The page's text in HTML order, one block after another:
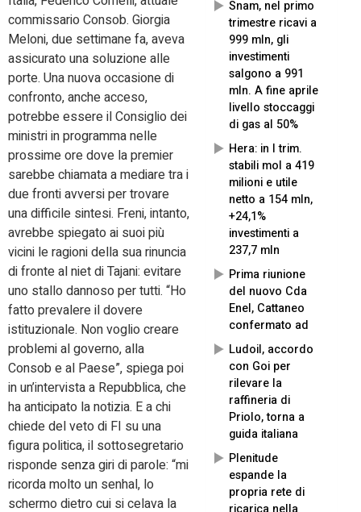
Snam, nel primo
trimestre ricavi a
999 mln, gli
investimenti
salgono a 991
mln. A fine aprile
livello stoccaggi
di gas al 50%
Hera: in I trim.
stabili mol a 419
milioni e utile
netto a 154 mln,
+24,1%
investimenti a
237,7 mln
Prima riunione
del nuovo Cda
Enel, Cattaneo
confermato ad
Ludoil, accordo
con Goi per
rilevare la
raffineria di
Priolo, torna a
guida italiana
Plenitude
espande la
propria rete di
commissario Consob. Giorgia
Meloni, due settimane fa, aveva
assicurato una soluzione alle
porte. Una nuova occasione di
confronto, anche acceso,
potrebbe essere il Consiglio dei
ministri in programma nelle
prossime ore dove la premier
sarebbe chiamata a mediare tra i
due fronti avversi per trovare
una difficile sintesi. Freni, intanto,
avrebbe spiegato ai suoi più
vicini le ragioni della sua rinuncia
di fronte al niet di Tajani: evitare
uno stallo dannoso per tutti. “Ho
fatto prevalere il dovere
istituzionale. Non voglio creare
problemi al governo, alla
Consob e al Paese”, spiega poi
in un’intervista a Repubblica, che
ha anticipato la notizia. E a chi
chiede del veto di FI su una
figura politica, il sottosegretario
risponde senza giri di parole: “mi
ricorda molto un senhal, lo
schermo dietro cui si celava la